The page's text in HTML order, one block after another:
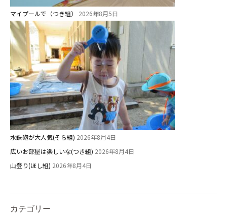
マイプールで（つき組） 2026年8月5日
水鉄砲が大人気(そら組) 2026年8月4日
広いお部屋は楽しいな(つき組) 2026年8月4日
山登り(ほし組) 2026年8月4日
カテゴリー
グループ施設・
関係先リンク
学校法⼈鴨⾕学園 鳳幼稚園
学校法⼈諏訪森学園 諏訪森幼稚
園
⼤阪府私⽴幼稚園連盟
社会福祉法人野田福祉会